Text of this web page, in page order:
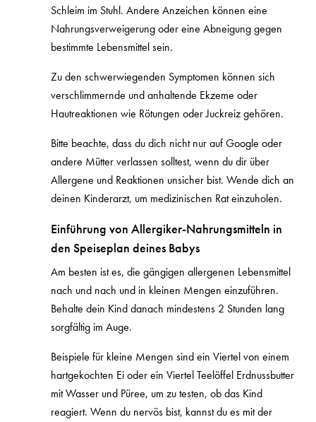
Schleim im Stuhl. Andere Anzeichen können eine
Nahrungsverweigerung oder eine Abneigung gegen
bestimmte Lebensmittel sein.
Zu den schwerwiegenden Symptomen können sich
verschlimmernde und anhaltende Ekzeme oder
Hautreaktionen wie Rötungen oder Juckreiz gehören.
Bitte beachte, dass du dich nicht nur auf Google oder
andere Mütter verlassen solltest, wenn du dir über
Allergene und Reaktionen unsicher bist. Wende dich an
deinen Kinderarzt, um medizinischen Rat einzuholen.
Einführung von Allergiker-Nahrungsmitteln in
den Speiseplan deines Babys
Am besten ist es, die gängigen allergenen Lebensmittel
nach und nach und in kleinen Mengen einzuführen.
Behalte dein Kind danach mindestens 2 Stunden lang
sorgfältig im Auge.
Beispiele für kleine Mengen sind ein Viertel von einem
hartgekochten Ei oder ein Viertel Teelöffel Erdnussbutter
mit Wasser und Püree, um zu testen, ob das Kind
reagiert. Wenn du nervös bist, kannst du es mit der